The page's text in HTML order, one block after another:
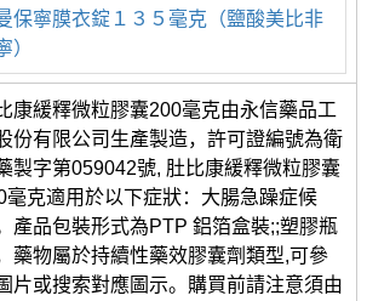
保寧膜衣錠１３５毫克（鹽酸美比非
）
康緩釋微粒膠囊200毫克由永信藥品工
份有限公司生產製造，許可證編號為衛
製字第059042號, 肚比康緩釋微粒膠囊
毫克適用於以下症狀：大腸急躁症候
產品包裝形式為PTP 鋁箔盒裝;;塑膠瓶
藥物屬於持續性藥效膠囊劑類型,可參
片或搜索對應圖示。購買前請注意須由